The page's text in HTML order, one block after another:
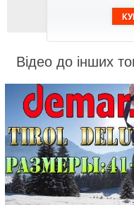
Відео до інших